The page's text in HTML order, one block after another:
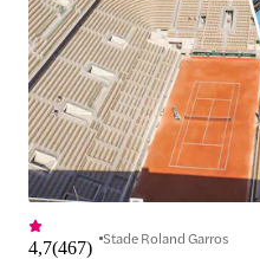
4,7(467) Stade Roland Garros